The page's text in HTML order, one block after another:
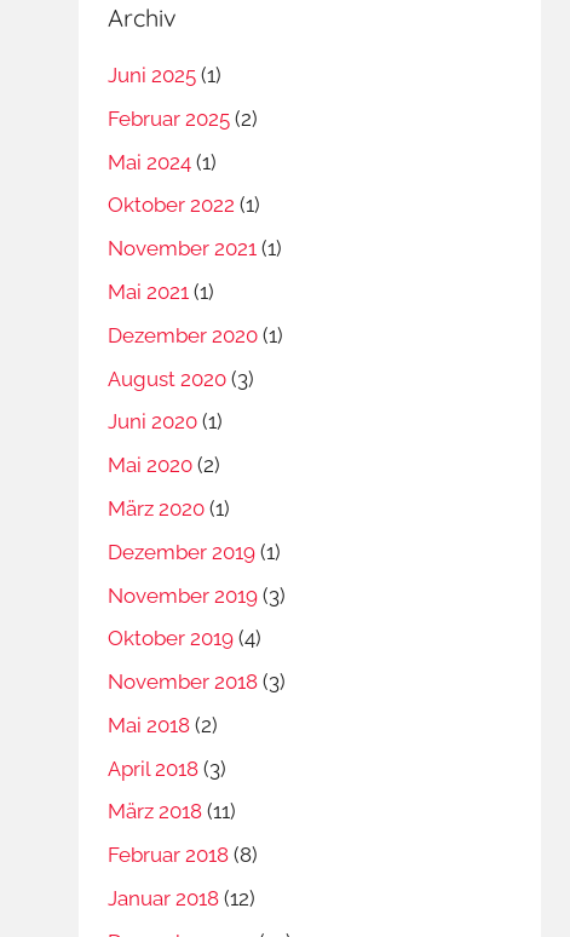
Archiv
Juni 2025 (1)
Februar 2025 (2)
Mai 2024 (1)
Oktober 2022 (1)
November 2021 (1)
Mai 2021 (1)
Dezember 2020 (1)
August 2020 (3)
Juni 2020 (1)
Mai 2020 (2)
März 2020 (1)
Dezember 2019 (1)
November 2019 (3)
Oktober 2019 (4)
November 2018 (3)
Mai 2018 (2)
April 2018 (3)
März 2018 (11)
Februar 2018 (8)
Januar 2018 (12)